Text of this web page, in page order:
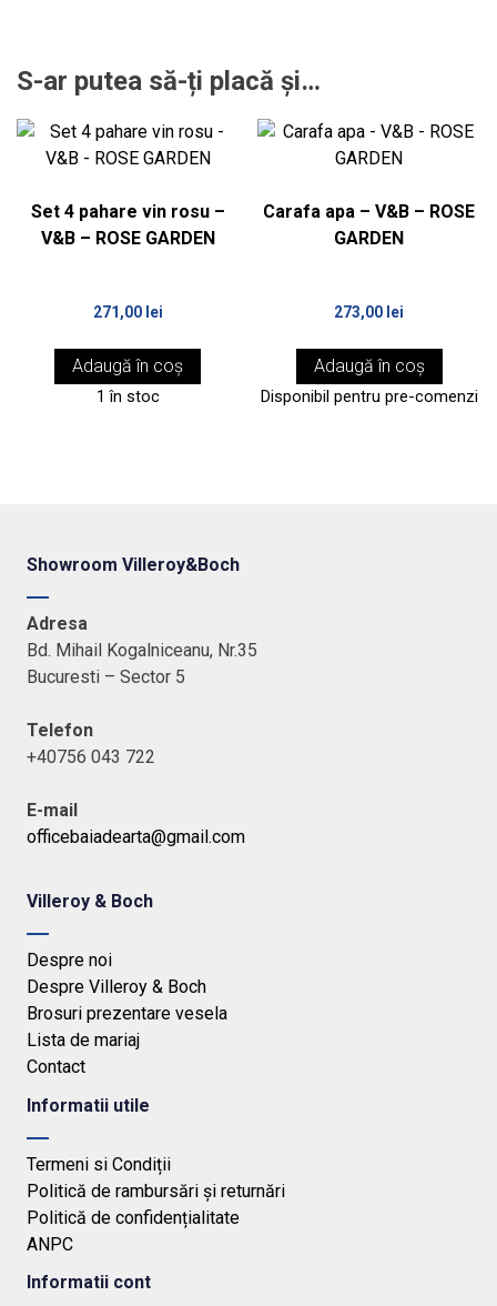
S-ar putea să-ți placă și…
Set 4 pahare vin rosu –
V&B – ROSE GARDEN
271,00 lei
Adaugă în coș
1 în stoc
Carafa apa – V&B – ROSE
GARDEN
273,00 lei
Adaugă în coș
Disponibil pentru pre-comenzi
Showroom Villeroy&Boch
Adresa
Bd. Mihail Kogalniceanu, Nr.35
Bucuresti – Sector 5
Telefon
+40756 043 722
E-mail
officebaiadearta@gmail.com
Villeroy & Boch
Despre noi
Despre Villeroy & Boch
Brosuri prezentare vesela
Lista de mariaj
Contact
Informatii utile
Termeni si Condiții
Politică de rambursări și returnări
Politică de confidențialitate
ANPC
Informatii cont